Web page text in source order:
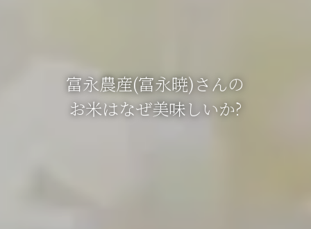
富永農産(富永暁)さんの
お米はなぜ美味しいか?